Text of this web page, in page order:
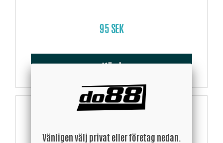
95 SEK
Köp!
Vänligen välj privat eller företag nedan.